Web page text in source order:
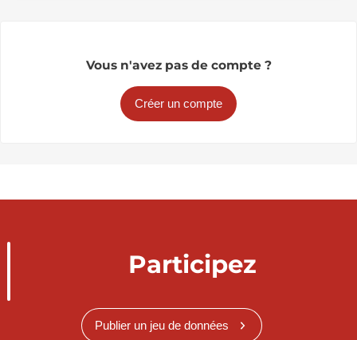
Vous n'avez pas de compte ?
Créer un compte
Participez
Publier un jeu de données